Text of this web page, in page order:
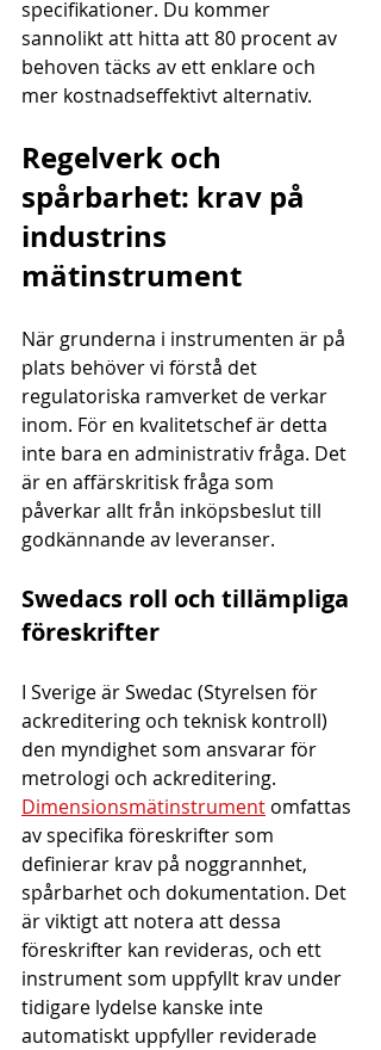
specifikationer. Du kommer
sannolikt att hitta att 80 procent av
behoven täcks av ett enklare och
mer kostnadseffektivt alternativ.
Regelverk och
spårbarhet: krav på
industrins
mätinstrument
När grunderna i instrumenten är på
plats behöver vi förstå det
regulatoriska ramverket de verkar
inom. För en kvalitetschef är detta
inte bara en administrativ fråga. Det
är en affärskritisk fråga som
påverkar allt från inköpsbeslut till
godkännande av leveranser.
Swedacs roll och tillämpliga
föreskrifter
I Sverige är Swedac (Styrelsen för
ackreditering och teknisk kontroll)
den myndighet som ansvarar för
metrologi och ackreditering.
Dimensionsmätinstrument omfattas
av specifika föreskrifter som
definierar krav på noggrannhet,
spårbarhet och dokumentation. Det
är viktigt att notera att dessa
föreskrifter kan revideras, och ett
instrument som uppfyllt krav under
tidigare lydelse kanske inte
automatiskt uppfyller reviderade